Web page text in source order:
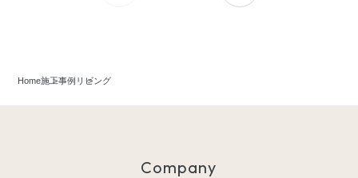
Home施工事例 リビング
Company